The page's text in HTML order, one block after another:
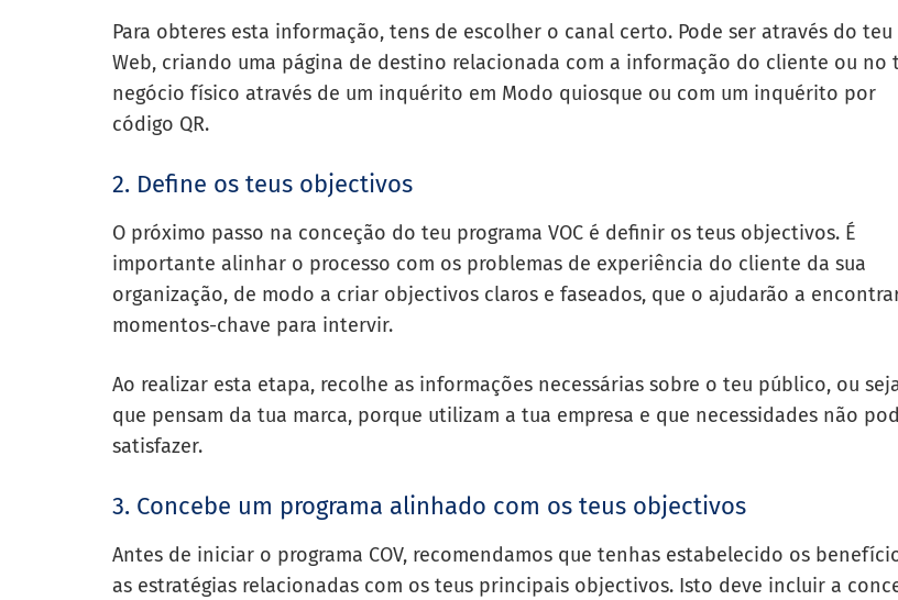
Para obteres esta informação, tens de escolher o canal certo. Pode ser através do
Web, criando uma página de destino relacionada com a informação do cliente ou no
negócio físico através de um inquérito em Modo quiosque ou com um inquérito por
código QR.
2. Define os teus objectivos
O próximo passo na conceção do teu programa VOC é definir os teus objectivos. É
importante alinhar o processo com os problemas de experiência do cliente da sua
organização, de modo a criar objectivos claros e faseados, que o ajudarão a
momentos-chave para intervir.
Ao realizar esta etapa, recolhe as informações necessárias sobre o teu público, ou
que pensam da tua marca, porque utilizam a tua empresa e que necessidades não
satisfazer.
3. Concebe um programa alinhado com os teus objectivos
Antes de iniciar o programa COV, recomendamos que tenhas estabelecido os
as estratégias relacionadas com os teus principais objectivos. Isto deve incluir a